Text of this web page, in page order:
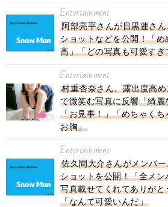
Entertainment
阿部亮平さんが目黒蓮さ
ショットなどを公開！「め
高」「どの写真も可愛すぎ
Entertainment
村重杏奈さん、露出度高
で微笑む写真に反響「綺麗
「お見事！」「めちゃくち
お胸」
Entertainment
佐久間大介さんがメンバ
ショットを公開！「全メン
写真載せてくれてありがと
「なんて可愛いんだ」